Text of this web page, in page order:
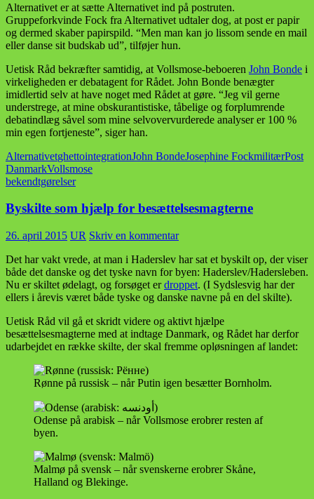
Alternativet er at sætte Alternativet ind på postruten.
Gruppeforkvinde Fock fra Alternativet udtaler dog, at post er papir
og dermed skaber papirspild. “Men man kan jo lissom sende en mail
eller danse sit budskab ud”, tilføjer hun.
Uetisk Råd bekræfter samtidig, at Vollsmose-beboeren John Bonde i
virkeligheden er debatagent for Rådet. John Bonde benægter
imidlertid selv at have noget med Rådet at gøre. “Jeg vil gerne
understrege, at mine obskurantistiske, tåbelige og forplumrende
debatindlæg såvel som mine selvovervurderede analyser er 100 %
min egen fortjeneste”, siger han.
AlternativetghettointegrationJohn BondeJosephine FockmilitærPost
DanmarkVollsmose
bekendtgørelser
Byskilte som hjælp for besættelsesmagterne
26. april 2015 UR Skriv en kommentar
Det har vakt vrede, at man i Haderslev har sat et byskilt op, der viser
både det danske og det tyske navn for byen: Haderslev/Hadersleben.
Nu er skiltet ødelagt, og forsøget erdroppet. (I Sydslesvig har der
ellers i årevis været både tyske og danske navne på en del skilte).
Uetisk Råd vil gå et skridt videre og aktivt hjælpe
besættelsesmagterne med at indtage Danmark, og Rådet har derfor
udarbejdet en række skilte, der skal fremme opløsningen af landet:
Rønne på russisk – når Putin igen besætter Bornholm.
Odense på arabisk – når Vollsmose erobrer resten af
byen.
Malmø på svensk – når svenskerne erobrer Skåne,
Halland og Blekinge.